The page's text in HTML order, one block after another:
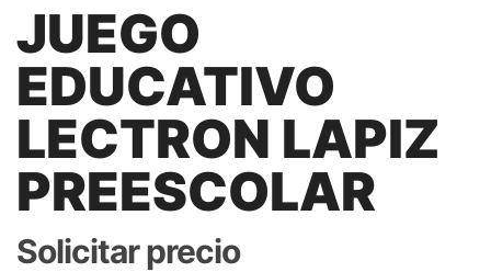
JUEGO
EDUCATIVO
LECTRON LAPIZ
PREESCOLAR
Solicitar precio